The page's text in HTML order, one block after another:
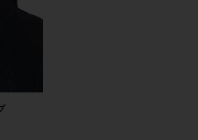
price: